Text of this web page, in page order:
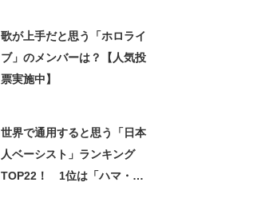
歌が上手だと思う「ホロライ
ブ」のメンバーは？【人気投
票実施中】
世界で通用すると思う「日本
人ベーシスト」ランキング
TOP22！ 1位は「ハマ・オ